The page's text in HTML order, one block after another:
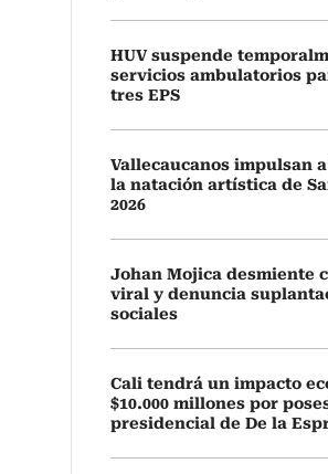
HUV suspende
servicios ambulatorios
tres EPS
Vallecaucanos impulsan
la natación artística de
2026
Johan Mojica desmiente
viral y denuncia
sociales
Cali tendrá un impacto
$10.000 millones por
presidencial de De la